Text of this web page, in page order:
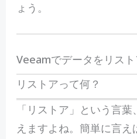
ょう。
Veeamでデータをリス
リストアって何？
「リストア」という言
えますよね。簡単に言え